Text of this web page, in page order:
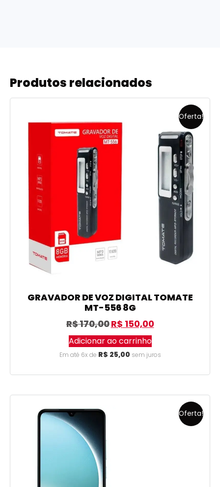
Produtos relacionados
Oferta!
GRAVADOR DE VOZ DIGITAL TOMATE
MT-556 8G
R$170,00R$ 150,00
Adicionar ao carrinho
Em até 6x de R$ 25,00 sem juros
Oferta!